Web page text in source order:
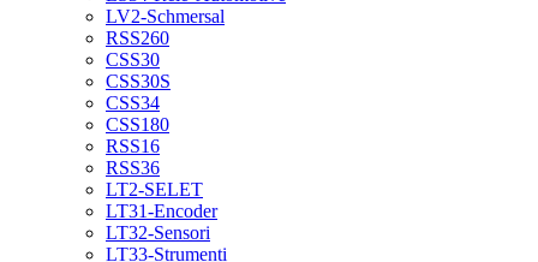
LV2-Schmersal
RSS260
CSS30
CSS30S
CSS34
CSS180
RSS16
RSS36
LT2-SELET
LT31-Encoder
LT32-Sensori
LT33-Strumenti